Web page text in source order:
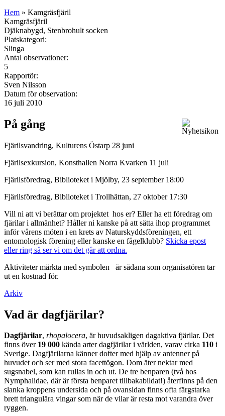
Hem » Kamgräsfjäril
Kamgräsfjäril
Djäknabygd, Stenbrohult socken
Platskategori:
Slinga
Antal observationer:
5
Rapportör:
Sven Nilsson
Datum för observation:
16 juli 2010
På gång
Fjärilsvandring, Kulturens Östarp 28 juni
Fjärilsexkursion, Konsthallen Norra Kvarken 11 juli
Fjärilsföredrag, Biblioteket i Mjölby, 23 september 18:00
Fjärilsföredrag, Biblioteket i Trollhättan, 27 oktober 17:30
Vill ni att vi berättar om projektet hos er? Eller ha ett föredrag om
fjärilar i allmänhet? Håller ni kanske på att sätta ihop programmet
inför vårens möten i en krets av Naturskyddsföreningen, ett
entomologisk förening eller kanske en fågelklubb? Skicka epost
eller ring så ser vi om det går att ordna.
Aktiviteter märkta med symbolen
är sådana som organisatören tar
ut en kostnad för.
Arkiv
Vad är dagfjärilar?
Dagfjärilar, rhopalocera, är huvudsakligen dagaktiva fjärilar. Det
finns över 19 000 kända arter dagfjärilar i världen, varav cirka 110 i
Sverige. Dagfjärilarna känner dofter med hjälp av antenner på
huvudet och ser med stora facettögon. Dom äter nektar med
sugsnabel, som kan rullas in och ut. De tre benparen (två hos
Nymphalidae, där är första benparet tillbakabildat!) återfinns på den
slanka kroppens undersida och på ovansidan finns ofta färgstarka
brett triangulära vingar som när de vilar är resta mot varandra över
ryggen.